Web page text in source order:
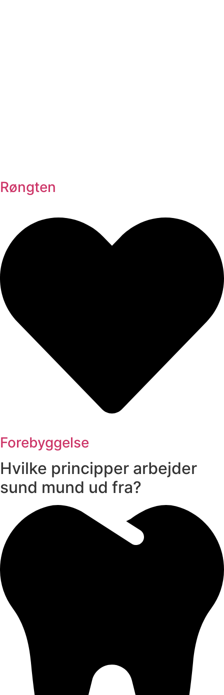
Røngten
Forebyggelse
Hvilke principper arbejder
sund mund ud fra?